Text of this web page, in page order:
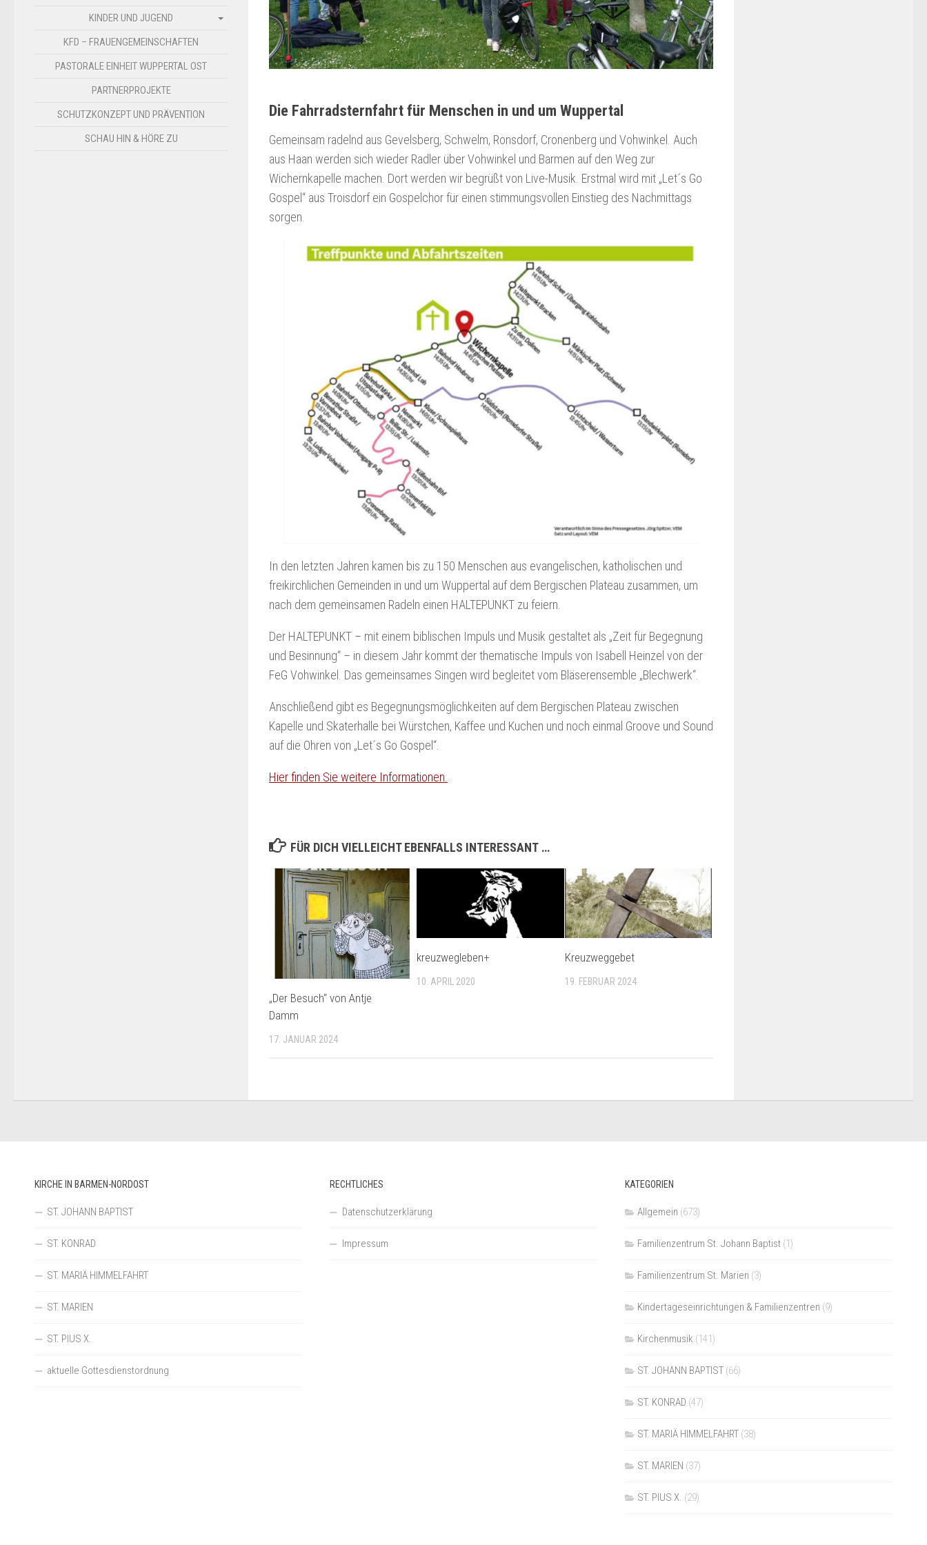
Die Fahrradsternfahrt für Menschen in und um Wuppertal
Gemeinsam radelnd aus Gevelsberg, Schwelm, Ronsdorf, Cronenberg und Vohwinkel. Auch
aus Haan werden sich wieder Radler über Vohwinkel und Barmen auf den Weg zur
Wichernkapelle machen. Dort werden wir begrüßt von Live-Musik. Erstmal wird mit „Let´s Go
Gospel“ aus Troisdorf ein Gospelchor für einen stimmungsvollen Einstieg des Nachmittags
sorgen.
In den letzten Jahren kamen bis zu 150 Menschen aus evangelischen, katholischen und
freikirchlichen Gemeinden in und um Wuppertal auf dem Bergischen Plateau zusammen, um
nach dem gemeinsamen Radeln einen HALTEPUNKT zu feiern.
Der HALTEPUNKT – mit einem biblischen Impuls und Musik gestaltet als „Zeit für Begegnung
und Besinnung“ – in diesem Jahr kommt der thematische Impuls von Isabell Heinzel von der
FeG Vohwinkel. Das gemeinsames Singen wird begleitet vom Bläserensemble „Blechwerk“.
Anschließend gibt es Begegnungsmöglichkeiten auf dem Bergischen Plateau zwischen
Kapelle und Skaterhalle bei Würstchen, Kaffee und Kuchen und noch einmal Groove und Sound
auf die Ohren von „Let´s Go Gospel“.
Hier finden Sie weitere Informationen.
FÜR DICH VIELLEICHT EBENFALLS INTERESSANT …
„Der Besuch“ von Antje
Damm
17. JANUAR 2024
kreuzwegleben+
10. APRIL 2020
Kreuzweggebet
19. FEBRUAR 2024
KINDER UND JUGEND
KFD – FRAUENGEMEINSCHAFTEN
PASTORALE EINHEIT WUPPERTAL OST
PARTNERPROJEKTE
SCHUTZKONZEPT UND PRÄVENTION
SCHAU HIN & HÖRE ZU
KIRCHE IN BARMEN-NORDOST
ST. JOHANN BAPTIST
ST. KONRAD
ST. MARIÄ HIMMELFAHRT
ST. MARIEN
ST. PIUS X.
aktuelle Gottesdienstordnung
RECHTLICHES
Datenschutzerklärung
Impressum
KATEGORIEN
Allgemein (673)
Familienzentrum St. Johann Baptist(1)
Familienzentrum St. Marien (3)
Kindertageseinrichtungen & Familienzentren (9)
Kirchenmusik (141)
ST. JOHANN BAPTIST(66)
ST. KONRAD (47)
ST. MARIÄ HIMMELFAHRT(38)
ST. MARIEN (37)
ST. PIUS X. (29)